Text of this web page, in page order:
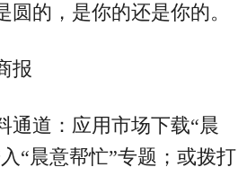
圆的，是你的还是你的。
报
通道：应用市场下载“晨
“晨意帮忙”专题；或拨打